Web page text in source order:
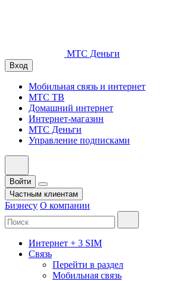
МТС Деньги
Вход
Мобильная связь и интернет
МТС ТВ
Домашний интернет
Интернет-магазин
МТС Деньги
Управление подписками
Войти
Частным клиентам
Бизнесу О компании
Интернет + 3 SIM
Связь
Перейти в раздел
Мобильная связь